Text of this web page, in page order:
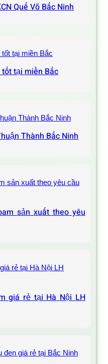
Quế Võ Bắc Ninh
tại miền Bắc
Thành Bắc Ninh
sản xuất theo yêu
giá rẻ tại Hà Nội LH